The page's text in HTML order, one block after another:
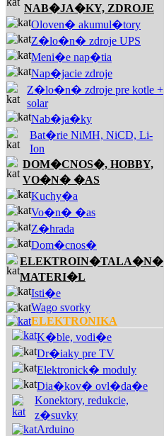
NAB�JA�KY, ZDROJE
Oloven� akumul�tory
Z�lo�n� zdroje UPS
Meni�e nap�tia
Nap�jacie zdroje
Z�lo�n� zdroje pre kotle +
solar
Nab�ja�ky
Bat�rie NiMH, NiCD, Li-
Ion
DOM�CNOS�, HOBBY,
VO�N� �AS
Kuchy�a
Vo�n� �as
Z�hrada
Dom�cnos�
ELEKTROIN�TALA�N�
MATERI�L
Isti�e
Wago svorky
ELEKTRONIKA
K�ble, vodi�e
Dr�iaky pre TV
Elektronick� moduly
Dia�kov� ovl�da�e
Konektory, redukcie,
z�suvky
Arduino